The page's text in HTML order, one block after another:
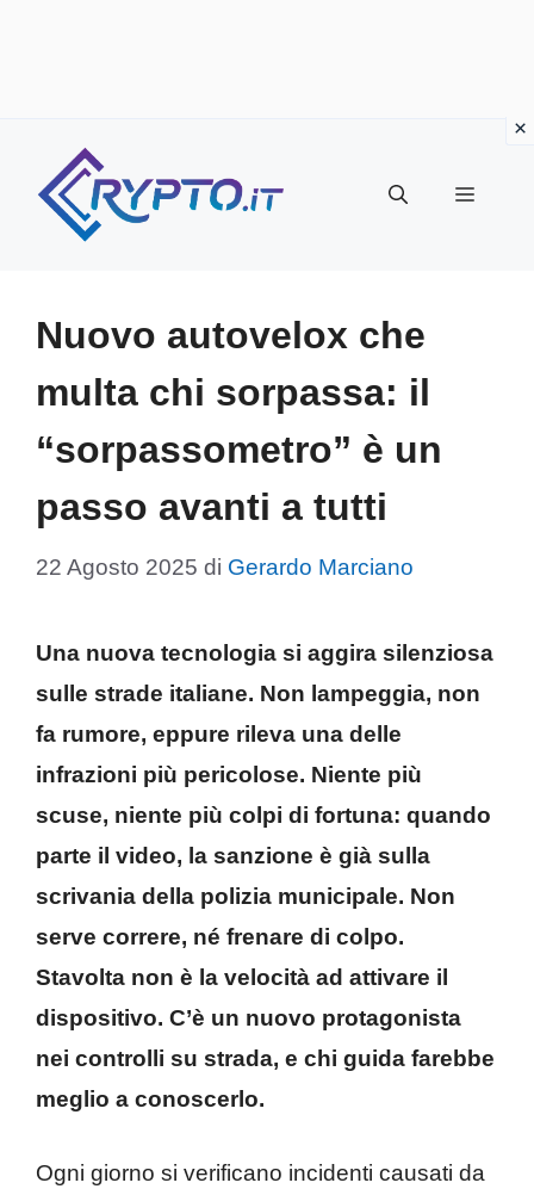
contenuto
Menu
Nuovo autovelox che
multa chi sorpassa: il
“sorpassometro” è un
passo avanti a tutti
22 Agosto 2025 di Gerardo Marciano
Una nuova tecnologia si aggira silenziosa
sulle strade italiane. Non lampeggia, non
fa rumore, eppure rileva una delle
infrazioni più pericolose. Niente più
scuse, niente più colpi di fortuna: quando
parte il video, la sanzione è già sulla
scrivania della polizia municipale. Non
serve correre, né frenare di colpo.
Stavolta non è la velocità ad attivare il
dispositivo. C’è un nuovo protagonista
nei controlli su strada, e chi guida farebbe
meglio a conoscerlo.
Ogni giorno si verificano incidenti causati da